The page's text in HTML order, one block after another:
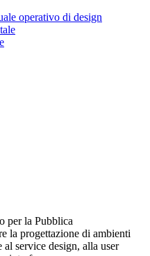
operativo di design
per la Pubblica
la progettazione di ambienti
service design, alla user